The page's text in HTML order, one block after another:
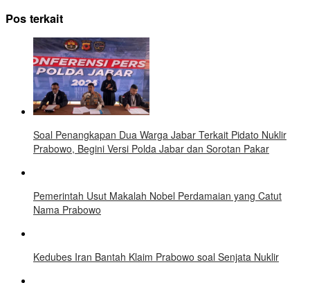
Pos terkait
Soal Penangkapan Dua Warga Jabar Terkait Pidato Nuklir
Prabowo, Begini Versi Polda Jabar dan Sorotan Pakar
Pemerintah Usut Makalah Nobel Perdamaian yang Catut
Nama Prabowo
Kedubes Iran Bantah Klaim Prabowo soal Senjata Nuklir